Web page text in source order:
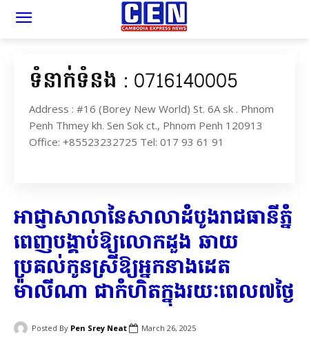
ទំនាក់ទំនង : 0716140005
Address : #16 (Borey New World) St. 6A sk . Phnom
Penh Thmey kh. Sen Sok ct., Phnom Penh 120913
Office: +85523232725 Tel: 017 93 61 91
អាជ្ញាសាលានៃសាលាដំបូងរាជធានីភ្នំ
ពេញបង្គាប់ឱ្យលោកដួង ឆាយ
ប្រគល់កូនស្រីឱ្យអ្នកនាងដេត
ម៉ាលីណា ជាកំហិតក្នុងរយៈពេល៧ថ្ងៃ
Posted By Pen Srey Neat March 26, 2025